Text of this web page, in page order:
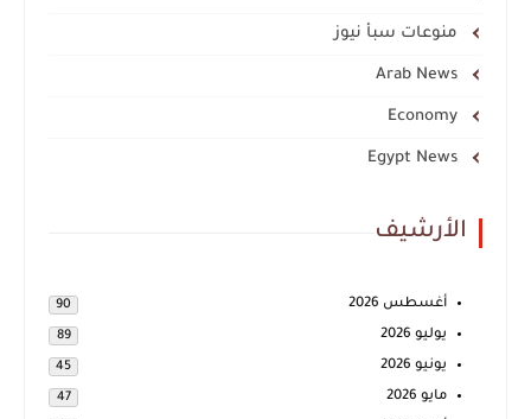
منوعات سبأ نيوز
Arab News
Economy
Egypt News
الأرشيف
أغسطس 2026 90
يوليو 2026 89
يونيو 2026 45
مايو 2026 47